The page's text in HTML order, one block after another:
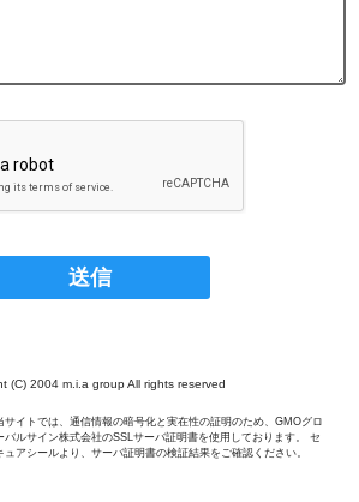
(C) 2004 m.i.a group All rights reserved
サイトでは、通信情報の暗号化と実在性の証明のため、GMOグロ
バルサイン株式会社のSSLサーバ証明書を使用しております。 セ
ュアシールより、サーバ証明書の検証結果をご確認ください。